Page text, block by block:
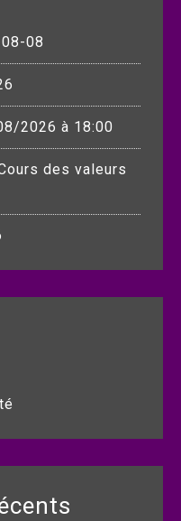
08
2026 à 18:00
des valeurs